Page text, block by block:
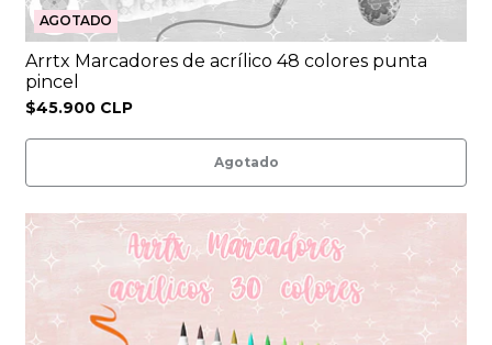
AGOTADO
Arrtx Marcadores de acrílico 48 colores punta
pincel
$45.900 CLP
Agotado